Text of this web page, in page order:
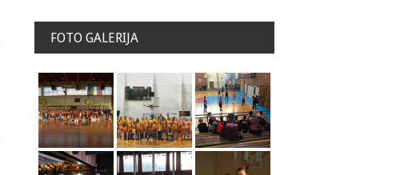
FOTO GALERIJA